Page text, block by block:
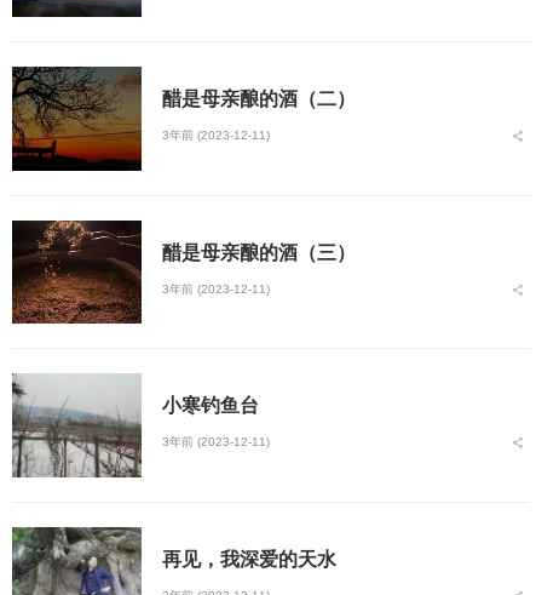
醋是母亲酿的酒（二）
3年前 (2023-12-11)
醋是母亲酿的酒（三）
3年前 (2023-12-11)
小寒钓鱼台
3年前 (2023-12-11)
再见，我深爱的天水